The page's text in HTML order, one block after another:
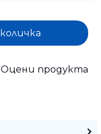
Оцени продукта